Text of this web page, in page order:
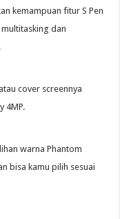
kemampuan fitur S Pen
dan
cover screennya
4MP.
warna Phantom
bisa kamu pilih sesuai